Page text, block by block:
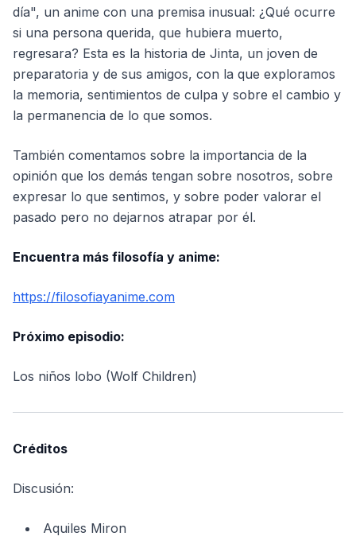
día", un anime con una premisa inusual: ¿Qué ocurre
si una persona querida, que hubiera muerto,
regresara? Esta es la historia de Jinta, un joven de
preparatoria y de sus amigos, con la que exploramos
la memoria, sentimientos de culpa y sobre el cambio y
la permanencia de lo que somos.
También comentamos sobre la importancia de la
opinión que los demás tengan sobre nosotros, sobre
expresar lo que sentimos, y sobre poder valorar el
pasado pero no dejarnos atrapar por él.
Encuentra más filosofía y anime:
https://filosofiayanime.com
Próximo episodio:
Los niños lobo (Wolf Children)
Créditos
Discusión:
Aquiles Miron